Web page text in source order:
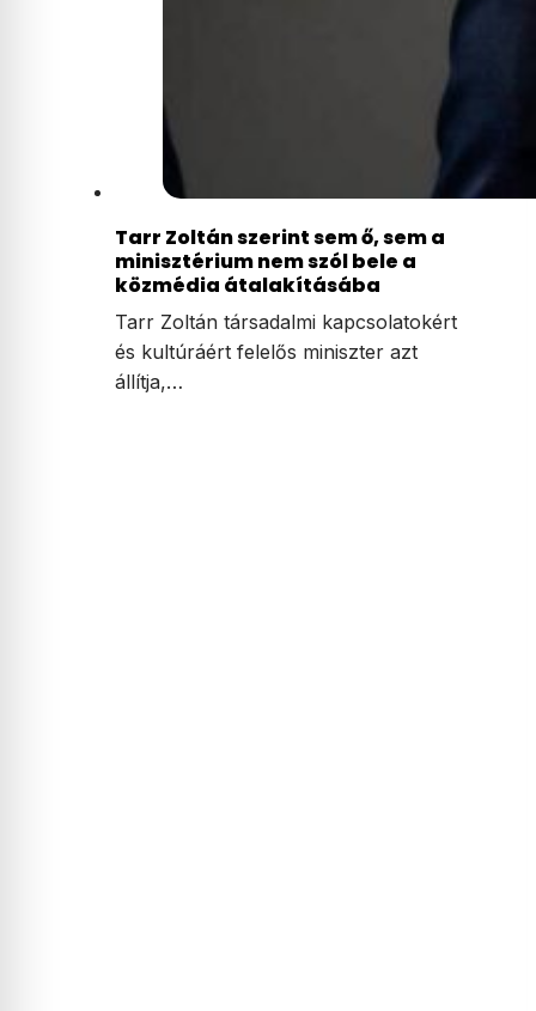
Tarr Zoltán szerint sem ő, sem a
minisztérium nem szól bele a
közmédia átalakításába
Tarr Zoltán társadalmi kapcsolatokért
és kultúráért felelős miniszter azt
állítja,…